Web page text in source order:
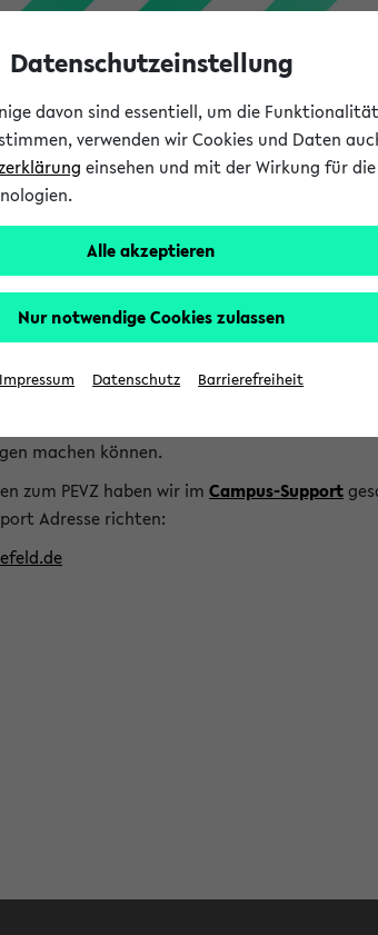
wird Ihnen vom Projekt
werden von den Fakultäten und
machen können.
zum PEVZ haben wir im Campus-Support
Adresse richten:
Datenschutzeinstellung
davon sind essentiell, um die
verwenden wir Cookies und Daten
einsehen und mit der Wirkung für
Alle akzeptieren
Nur notwendige Cookies zulassen
Impressum Datenschutz Barrierefreiheit